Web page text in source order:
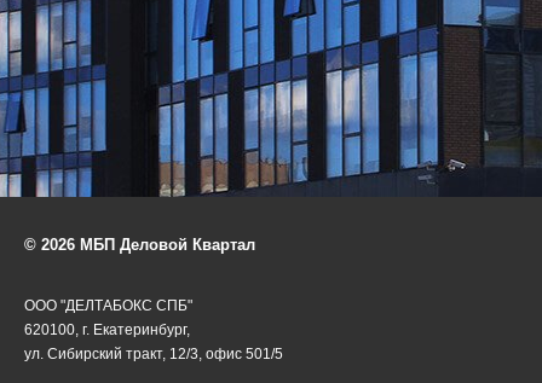
© 2026 МБП Деловой Квартал
ООО "ДЕЛТАБОКС СПБ"
620100, г. Екатеринбург,
ул. Сибирский тракт, 12/3, офис 501/5